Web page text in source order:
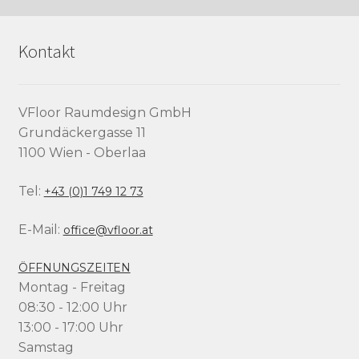
Kontakt
VFloor Raumdesign GmbH
Grundäckergasse 11
1100 Wien - Oberlaa
Tel: +43 (0)1 749 12 73
E-Mail: office@vfloor.at
ÖFFNUNGSZEITEN
Montag - Freitag
08:30 - 12:00 Uhr
13:00 - 17:00 Uhr
Samstag